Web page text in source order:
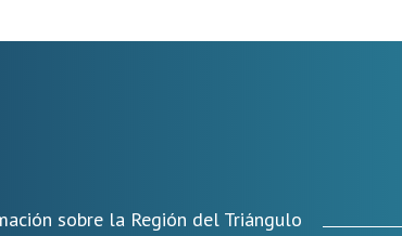
sobre la Región del Triángulo